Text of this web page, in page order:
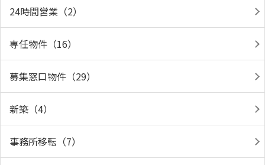
24時間営業（2）
専任物件（16）
募集窓口物件（29）
新築（4）
事務所移転（7）